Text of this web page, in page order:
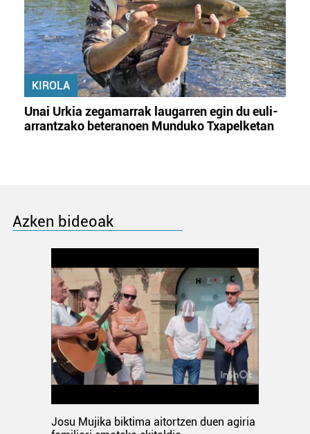
KIROLA
Unai Urkia zegamarrak laugarren egin du euli-
arrantzako beteranoen Munduko Txapelketan
Azken bideoak
Josu Mujika biktima aitortzen duen agiria